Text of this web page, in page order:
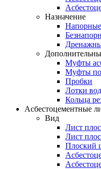
Назначение
Муфты
Муфты
Пробки
Лотки
Кольца
Асбестоцементные
Вид
Лист
Лист
Плоский